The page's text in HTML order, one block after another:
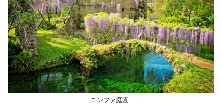
ニンファ庭園